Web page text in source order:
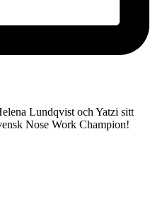
Lundqvist och Yatzi sitt
Nose Work Champion!